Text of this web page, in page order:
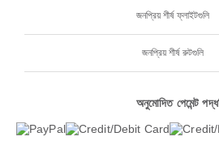
জনপ্রিয় শীর্ষ ফ্লাইটগুলি
জনপ্রিয় শীর্ষ রুটগুলি
অনুমোদিত পেমেন্ট